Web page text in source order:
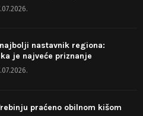
nastavnik regiona:
je najveće priznanje
praćeno obilnom kišom